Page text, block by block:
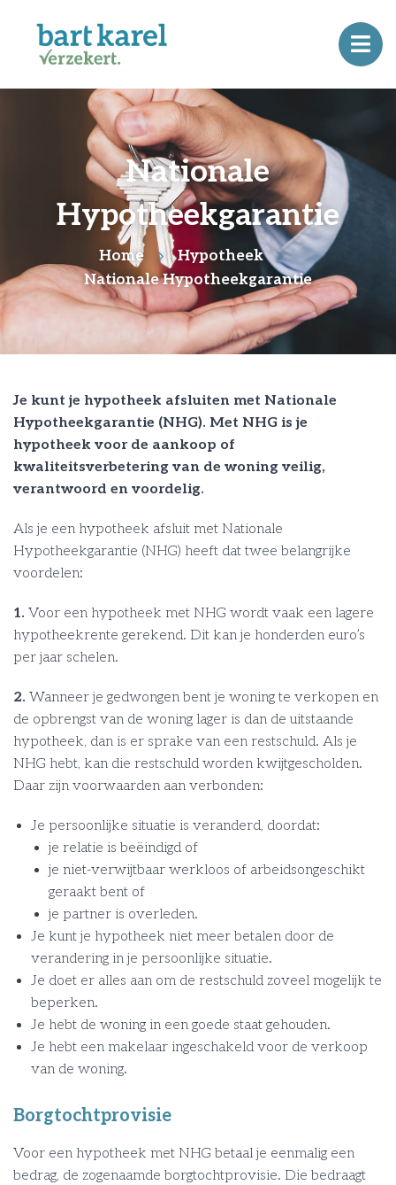
Nationale
Hypotheekgarantie
Home
Hypotheek
Nationale Hypotheekgarantie
Je kunt je hypotheek afsluiten met Nationale
Hypotheekgarantie (NHG). Met NHG is je
hypotheek voor de aankoop of
kwaliteitsverbetering van de woning veilig,
verantwoord en voordelig.
Als je een hypotheek afsluit met Nationale
Hypotheekgarantie (NHG) heeft dat twee belangrijke
voordelen:
1. Voor een hypotheek met NHG wordt vaak een lagere
hypotheekrente gerekend. Dit kan je honderden euro’s
per jaar schelen.
2. Wanneer je gedwongen bent je woning te verkopen en
de opbrengst van de woning lager is dan de uitstaande
hypotheek, dan is er sprake van een restschuld. Als je
NHG hebt, kan die restschuld worden kwijtgescholden.
Daar zijn voorwaarden aan verbonden:
Je persoonlijke situatie is veranderd, doordat:
je relatie is beëindigd of
je niet-verwijtbaar werkloos of arbeidsongeschikt
geraakt bent of
je partner is overleden.
Je kunt je hypotheek niet meer betalen door de
verandering in je persoonlijke situatie.
Je doet er alles aan om de restschuld zoveel mogelijk te
beperken.
Je hebt de woning in een goede staat gehouden.
Je hebt een makelaar ingeschakeld voor de verkoop
van de woning.
Borgtochtprovisie
Voor een hypotheek met NHG betaal je eenmalig een
bedrag, de zogenaamde borgtochtprovisie. Die bedraagt